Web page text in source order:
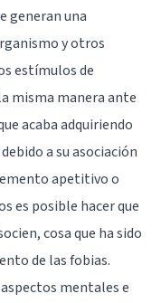
generan una
y otros
estímulos de
misma manera ante
acaba adquiriendo
a su asociación
apetitivo o
es posible hacer que
cosa que ha sido
de las fobias.
mentales e